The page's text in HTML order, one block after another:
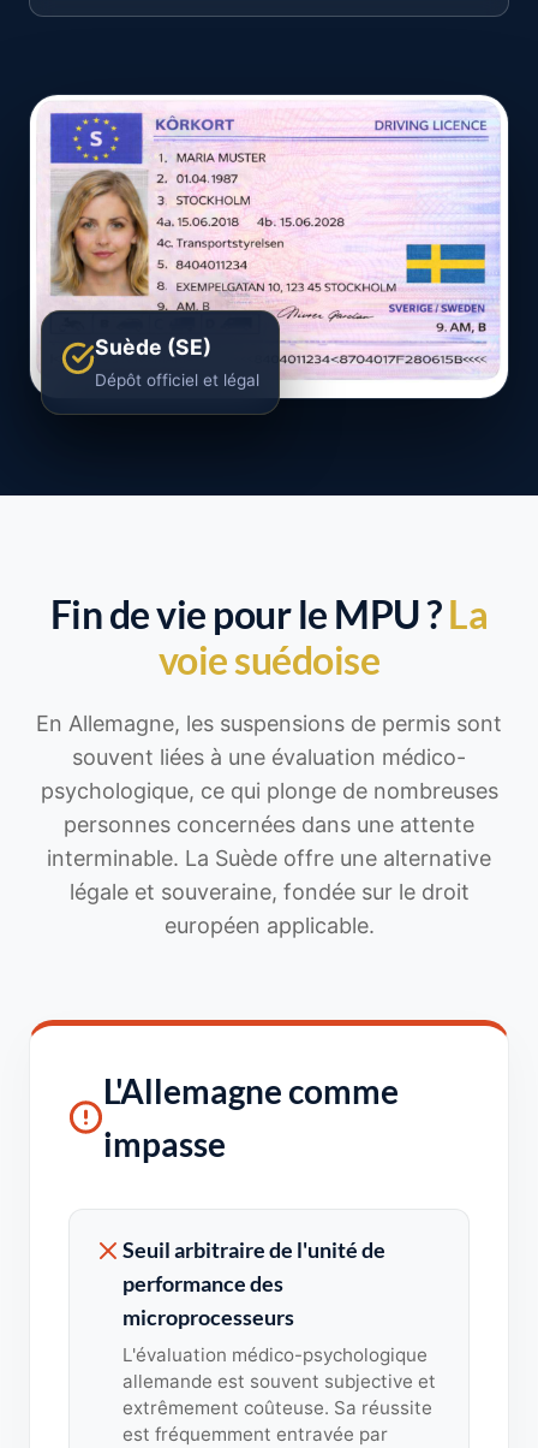
Suède (SE)
Dépôt officiel et légal
Fin de vie pour le MPU ?La
voie suédoise
En Allemagne, les suspensions de permis sont
souvent liées à une évaluation médico-
psychologique, ce qui plonge de nombreuses
personnes concernées dans une attente
interminable. La Suède offre une alternative
légale et souveraine, fondée sur le droit
européen applicable.
L'Allemagne comme
impasse
Seuil arbitraire de l'unité de
performance des
microprocesseurs
L'évaluation médico-psychologique
allemande est souvent subjective et
extrêmement coûteuse. Sa réussite
est fréquemment entravée par